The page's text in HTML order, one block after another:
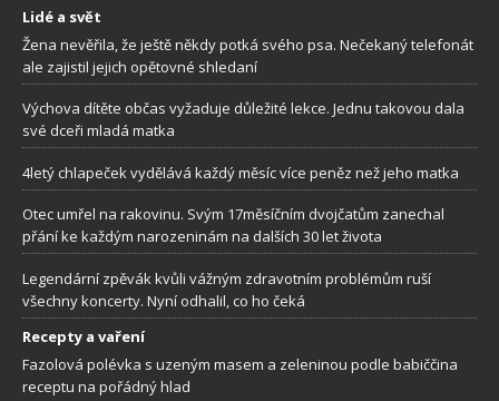
Lidé a svět
Žena nevěřila, že ještě někdy potká svého psa. Nečekaný telefonát
ale zajistil jejich opětovné shledaní
Výchova dítěte občas vyžaduje důležité lekce. Jednu takovou dala
své dceři mladá matka
4letý chlapeček vydělává každý měsíc více peněz než jeho matka
Otec umřel na rakovinu. Svým 17měsíčním dvojčatům zanechal
přání ke každým narozeninám na dalších 30 let života
Legendární zpěvák kvůli vážným zdravotním problémům ruší
všechny koncerty. Nyní odhalil, co ho čeká
Recepty a vaření
Fazolová polévka s uzeným masem a zeleninou podle babiččina
receptu na pořádný hlad